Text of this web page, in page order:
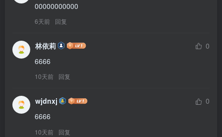
00000000000
6天前 回复
林依莉
0
6666
10天前 回复
wjdnxj
0
6666
10天前 回复